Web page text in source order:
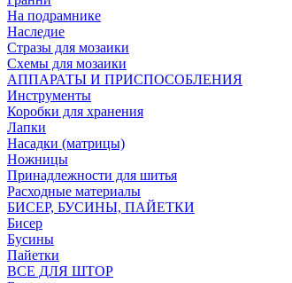
На подрамнике
Наследие
Стразы для мозаики
Схемы для мозаики
АППАРАТЫ И ПРИСПОСОБЛЕНИЯ
Инструменты
Коробки для хранения
Лапки
Насадки (матрицы)
Ножницы
Принадлежности для шитья
Расходные материалы
БИСЕР, БУСИНЫ, ПАЙЕТКИ
Бисер
Бусины
Пайетки
ВСЕ ДЛЯ ШТОР